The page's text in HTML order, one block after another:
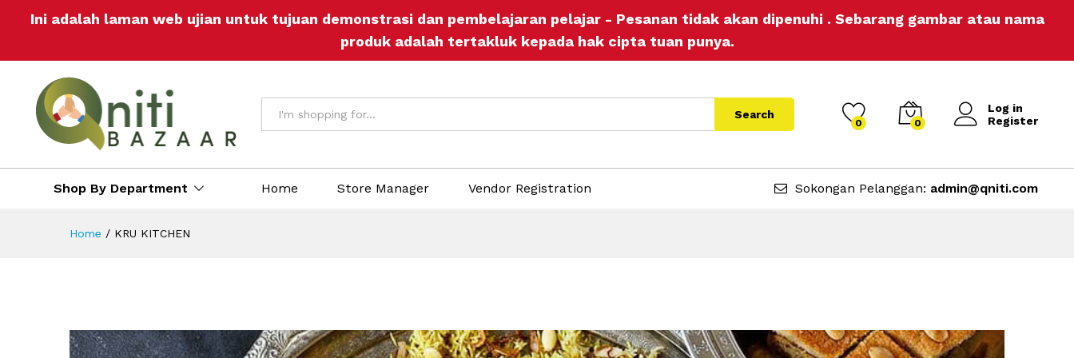
Ini adalah laman web ujian untuk tujuan demonstrasi dan pembelajaran pelajar - Pesanan tidak akan dipenuhi . Sebarang gambar atau nama
produk adalah tertakluk kepada hak cipta tuan punya.
Search
0 0
Log in
Register
Shop By Department Home Store Manager Vendor Registration Sokongan Pelanggan: admin@qniti.com
Home / KRU KITCHEN